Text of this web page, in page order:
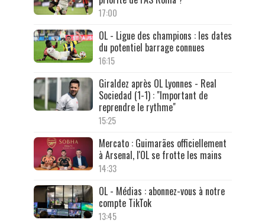
17:00
OL - Ligue des champions : les dates
du potentiel barrage connues
16:15
Giraldez après OL Lyonnes - Real
Sociedad (1-1) : "Important de
reprendre le rythme"
15:25
Mercato : Guimarães officiellement
à Arsenal, l'OL se frotte les mains
14:33
OL - Médias : abonnez-vous à notre
compte TikTok
13:45